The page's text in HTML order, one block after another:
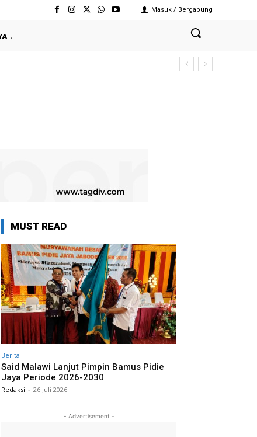
Masuk / Bergabung
MUST READ
Berita
Said Malawi Lanjut Pimpin Bamus Pidie
Jaya Periode 2026-2030
Redaksi - 26 Juli 2026
- Advertisement -